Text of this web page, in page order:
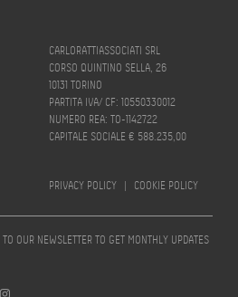
CARLORATTIASSOCIATI SRL
CORSO QUINTINO SELLA, 26
10131 TORINO
PARTITA IVA/ CF: 10550330012
NUMERO REA: TO-1142722
CAPITALE SOCIALE € 588.235,00
PRIVACY POLICY | COOKIE POLICY
OUR NEWSLETTER TO GET MONTHLY UPDATES